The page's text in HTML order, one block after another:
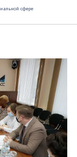
сфере